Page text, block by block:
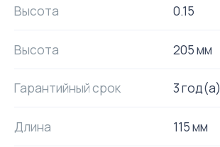
Высота 0.15
Высота 205 мм
Гарантийный срок 3 год(а)
Длина
115 мм